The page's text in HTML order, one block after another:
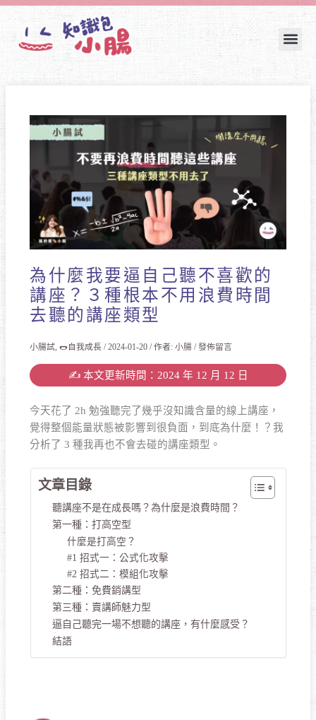
跳
為什麼我要逼自己聽不喜歡的
講座？３種根本不用浪費時間
去聽的講座類型
小腸試,🌭自我成長 /2024-01-20/ 作者:小腸/發佈留言
✍️ 本文更新時間：2024 年 12 月 12 日
今天花了 2h 勉強聽完了幾乎沒知識含量的線上講座，
覺得整個能量狀態被影響到很負面，到底為什麼！？我
分析了 3 種我再也不會去碰的講座類型。
文章目錄
聽講座不是在成長嗎？為什麼是浪費時間？
第一種：打高空型
什麼是打高空？
#1 招式一：公式化攻擊
#2 招式二：模組化攻擊
第二種：免費銷講型
第三種：賣講師魅力型
逼自己聽完一場不想聽的講座，有什麼感受？
結語